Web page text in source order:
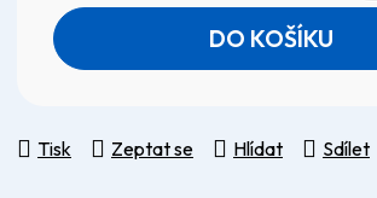
Měrná cena: DO KOŠÍKU
Tisk Zeptat se Hlídat Sdílet